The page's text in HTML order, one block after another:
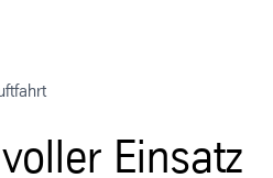
Einsatz